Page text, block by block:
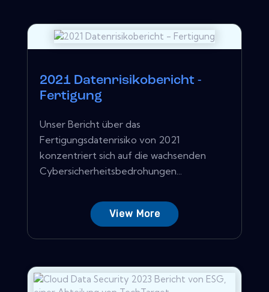
2021 Datenrisikobericht -
Fertigung
Unser Bericht über das
Fertigungsdatenrisiko von 2021
konzentriert sich auf die wachsenden
Cybersicherheitsbedrohungen...
View More